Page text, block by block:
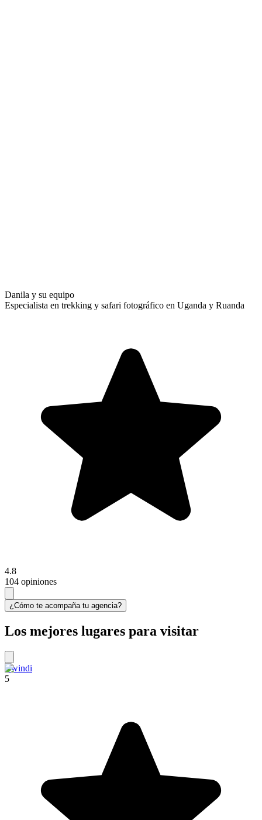
Danila y su equipo
Especialista en trekking y safari fotográfico en Uganda y Ruanda
4.8
104 opiniones
¿Cómo te acompaña tu agencia?
Los mejores lugares para visitar
Bwindi
5